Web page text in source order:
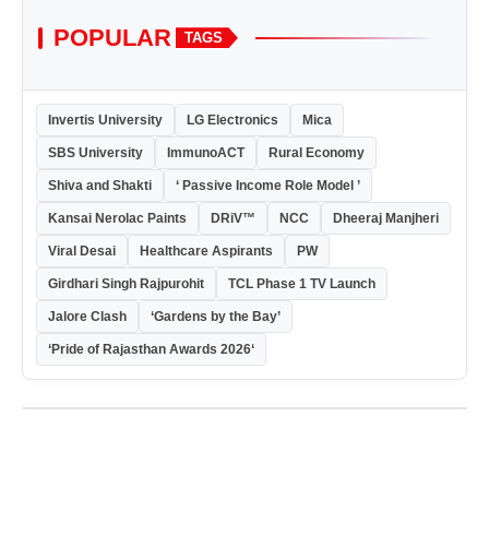
POPULAR TAGS
Invertis University LG Electronics Mica
SBS University ImmunoACT Rural Economy
Shiva and Shakti ‘ Passive Income Role Model ’
Kansai Nerolac Paints DRiV™ NCC Dheeraj Manjheri
Viral Desai Healthcare Aspirants PW
Girdhari Singh Rajpurohit TCL Phase 1 TV Launch
Jalore Clash ‘Gardens by the Bay’
‘Pride of Rajasthan Awards 2026‘